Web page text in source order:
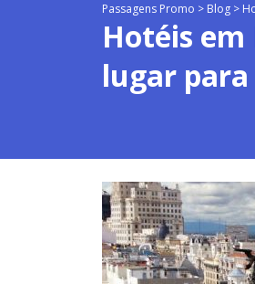
Passagens Promo > Blog >
Hotéis
lugar para